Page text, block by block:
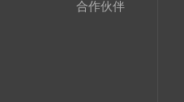
合作伙伴